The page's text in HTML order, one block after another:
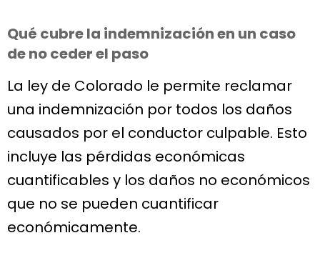
Qué cubre la indemnización en un caso
de no ceder el paso
La ley de Colorado le permite reclamar
una indemnización por todos los daños
causados por el conductor culpable. Esto
incluye las pérdidas económicas
cuantificables y los daños no económicos
que no se pueden cuantificar
económicamente.